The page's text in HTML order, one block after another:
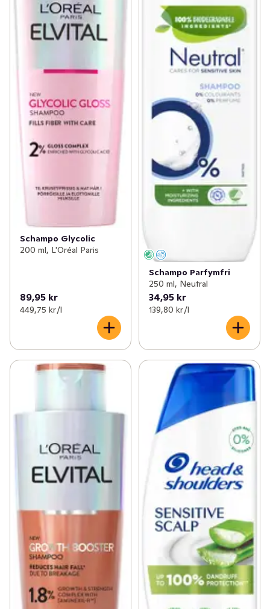
Schampo Glycolic
200 ml, L'Oréal Paris
89,95 kr
449,75 kr /l
Schampo Parfymfri
250 ml, Neutral
34,95 kr
139,80 kr /l